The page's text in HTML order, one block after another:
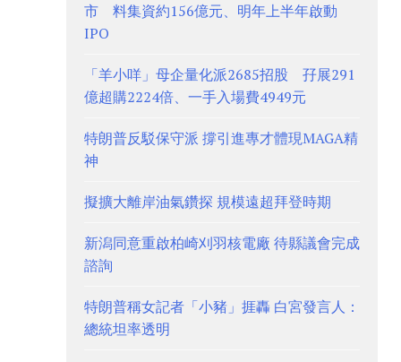
市 料集資約156億元、明年上半年啟動
IPO
「羊小咩」母企量化派2685招股 孖展291
億超購2224倍、一手入場費4949元
特朗普反駁保守派 撐引進專才體現MAGA精
神
擬擴大離岸油氣鑽探 規模遠超拜登時期
新潟同意重啟柏崎刈羽核電廠 待縣議會完成
諮詢
特朗普稱女記者「小豬」捱轟 白宮發言人：
總統坦率透明